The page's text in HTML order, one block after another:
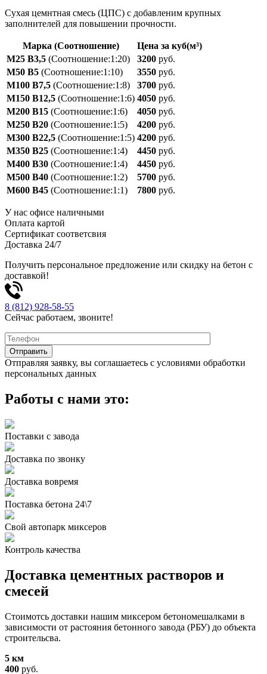
Сухая цемнтная смесь (ЦПС) с добавленим крупных
заполнителей для повышении прочности.
Марка (Соотношение)
Цена за куб(м³)
M25 B3,5 (Соотношение:1:20) 3200 руб.
M50 B5 (Соотношение:1:10) 3550 руб.
M100 B7,5 (Соотношение:1:8) 3700 руб.
M150 B12,5 (Соотношение:1:6) 4050 руб.
M200 B15 (Соотношение:1:6) 4050 руб.
M250 B20 (Соотношение:1:5) 4200 руб.
M300 B22,5 (Соотношение:1:5) 4200 руб.
M350 B25 (Соотношение:1:4) 4450 руб.
M400 В30 (Соотношение:1:4) 4450 руб.
M500 В40 (Соотношение:1:2) 5700 руб.
M600 В45 (Соотношение:1:1) 7800 руб.
У нас офисе наличными
Оплата картой
Сертификат соответсвия
Доставка 24/7
Получить персональное предложение или скидку на бетон с
доставкой!
8 (812) 928-58-55
Сейчас работаем, звоните!
Отправляя заявку, вы соглашаетесь с условиями обработки
персональных данных
Работы с нами это:
Поставки с завода
Доставка по звонку
Доставка вовремя
Поставка бетона 24\7
Свой автопарк миксеров
Контроль качества
Доставка цементных растворов и
смесей
Стоимотсь доставки нашим миксером бетономешалками в
зависимости от растояния бетонного завода (РБУ) до объекта
строительсва.
5 км
400 руб.